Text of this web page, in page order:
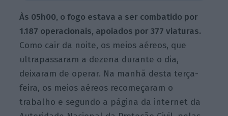
Às 05h00, o fogo estava a ser combatido por
1.187 operacionais, apoiados por 377 viaturas.
Como cair da noite, os meios aéreos, que
ultrapassaram a dezena durante o dia,
deixaram de operar. Na manhã desta terça-
feira, os meios aéreos recomeçaram o
trabalho e segundo a página da internet da